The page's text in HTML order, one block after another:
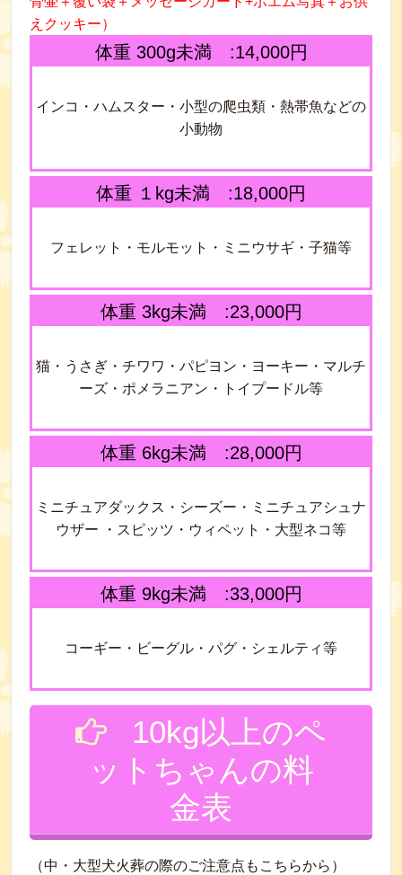
えクッキー）
体重 300g未満 :14,000円
インコ・ハムスター・小型の爬虫類・熱帯魚などの
小動物
体重 １kg未満 :18,000円
フェレット・モルモット・ミニウサギ・子猫等
体重 3kg未満 :23,000円
猫・うさぎ・チワワ・パピヨン・ヨーキー・マルチ
ーズ・ポメラニアン・トイプードル等
体重 6kg未満 :28,000円
ミニチュアダックス・シーズー・ミニチュアシュナ
ウザー ・スピッツ・ウィペット・大型ネコ等
体重 9kg未満 :33,000円
コーギー・ビーグル・パグ・シェルティ等
10kg以上のペ
ットちゃんの料
金表
（中・大型犬火葬の際のご注意点もこちらから）